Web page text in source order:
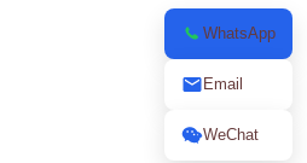
WhatsApp
Email
WeChat